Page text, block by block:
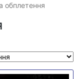
обплетення